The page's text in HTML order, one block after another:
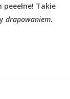
peeełne! Takie
drapowaniem.